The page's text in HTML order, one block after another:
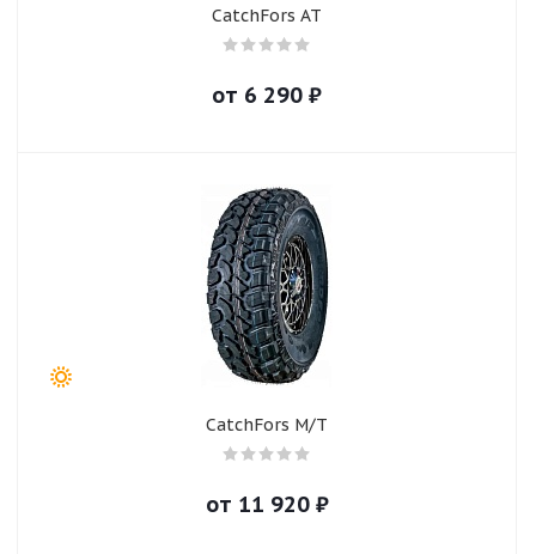
CatchFors AT
от 6 290 ₽
CatchFors M/T
от 11 920₽